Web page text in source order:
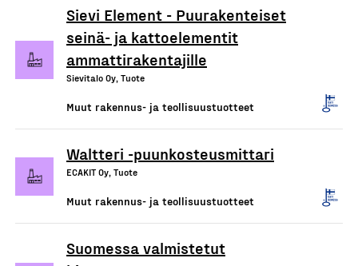
Sievi Element - Puurakenteiset
seinä- ja kattoelementit
ammattirakentajille
Sievitalo Oy, Tuote
Muut rakennus- ja teollisuustuotteet
Waltteri -puunkosteusmittari
ECAKIT Oy, Tuote
Muut rakennus- ja teollisuustuotteet
Suomessa valmistetut